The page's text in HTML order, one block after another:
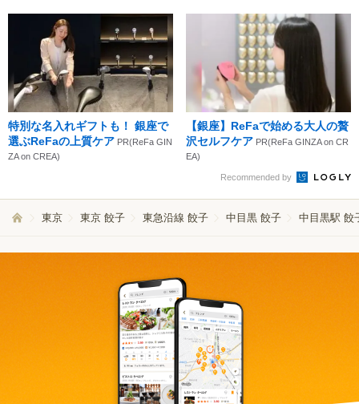
特別な名入れギフトも！ 銀座で
選ぶReFaの上質ケア PR(ReFa GIN
ZA on CREA)
【銀座】ReFaで始める大人の贅
沢セルフケア PR(ReFa GINZA on CR
EA)
Recommended by
東京 東京 餃子 東急沿線 餃子 中目黒 餃子 中目黒駅 餃